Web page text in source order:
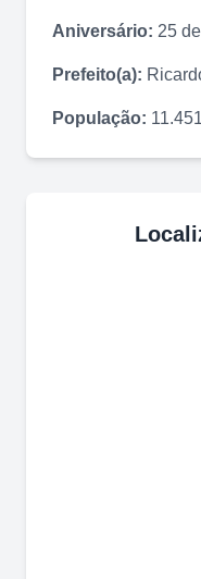
Aniversário: 25
Prefeito(a):
População: